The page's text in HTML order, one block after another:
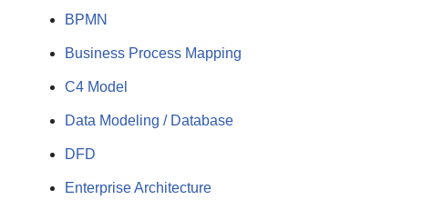
BPMN
Business Process Mapping
C4 Model
Data Modeling / Database
DFD
Enterprise Architecture